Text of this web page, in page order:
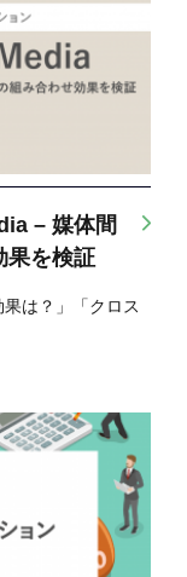
– 媒体間
果を検証
は？」「クロス